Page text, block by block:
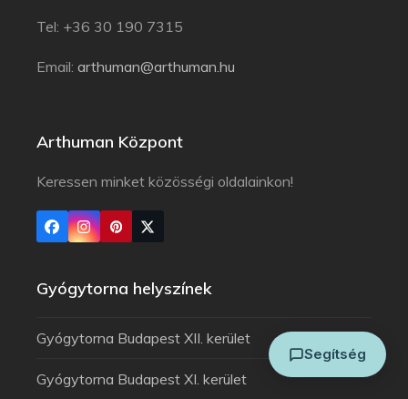
Tel: +36 30 190 7315
Email: arthuman@arthuman.hu
Arthuman Központ
Keressen minket közösségi oldalainkon!
Gyógytorna helyszínek
Gyógytorna Budapest XII. kerület
Gyógytorna Budapest XI. kerület
Segítség
Általában azonnal válaszolok